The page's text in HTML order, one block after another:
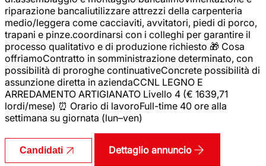
riparazione bancaliutilizzare attrezzi della carpenteria
medio/leggera come cacciaviti, avvitatori, piedi di porco,
trapani e pinze.coordinarsi con i colleghi per garantire il
processo qualitativo e di produzione richiesto 🎁 Cosa
offriamoContratto in somministrazione determinato, con
possibilità di proroghe continuativeConcrete possibilità di
assunzione diretta in aziendaCCNL LEGNO E
ARREDAMENTO ARTIGIANATO Livello 4 (€ 1639,71
lordi/mese) ⏰ Orario di lavoroFull-time 40 ore alla
settimana su giornata (lun–ven)
Candidati Dettaglio annuncio